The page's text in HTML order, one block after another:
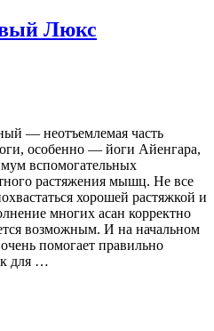
Люкс
— неотъемлемая часть
особенно — йоги Айенгара,
вспомогательных
растяжения мышц. Не все
хорошей растяжкой и
многих асан корректно
возможным. И на начальном
помогает правильно
для …